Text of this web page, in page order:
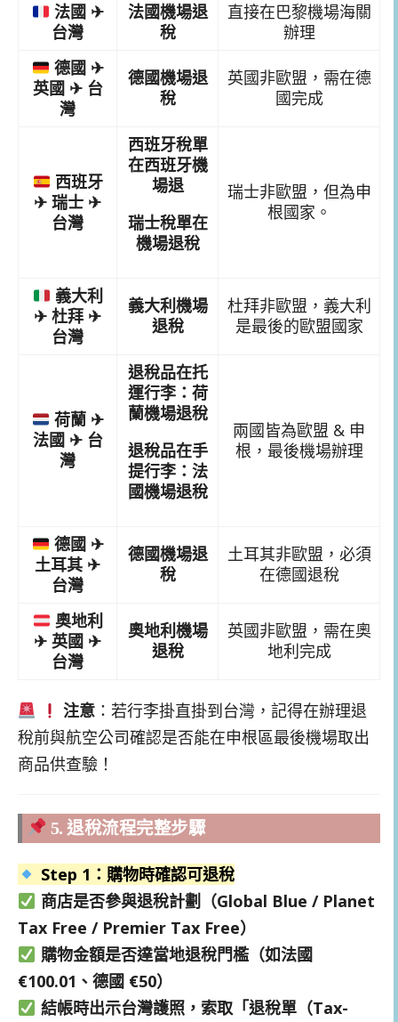
法國 ✈
台灣
法國機場退
稅
直接在巴黎機場海關
辦理
德國 ✈
英國 ✈ 台
灣
德國機場退
稅
英國非歐盟，需在德
國完成
西班牙
✈ 瑞士 ✈
台灣
西班牙稅單
在西班牙機
場退
瑞士稅單在
機場退稅
瑞士非歐盟，但為申
根國家。
義大利
✈ 杜拜 ✈
台灣
義大利機場
退稅
杜拜非歐盟，義大利
是最後的歐盟國家
荷蘭 ✈
法國 ✈ 台
灣
退稅品在托
運行李：荷
蘭機場退稅
退稅品在手
提行李：法
國機場退稅
兩國皆為歐盟 & 申
根，最後機場辦理
德國 ✈
土耳其 ✈
台灣
德國機場退
稅
土耳其非歐盟，必須
在德國退稅
奧地利
✈ 英國 ✈
台灣
奧地利機場
退稅
英國非歐盟，需在奧
地利完成
注意 ：若行李掛直掛到台灣，記得在辦理退
稅前與航空公司確認是否能在申根區最後機場取出
商品供查驗！
5. 退稅流程完整步驟
Step 1：購物時確認可退稅
商店是否參與退稅計劃（Global Blue / Planet
Tax Free / Premier Tax Free）
購物金額是否達當地退稅門檻（如法國
€100.01、德國 €50）
結帳時出示台灣護照，索取「退稅單（Tax-